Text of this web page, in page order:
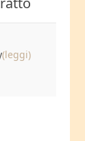
(leggi)